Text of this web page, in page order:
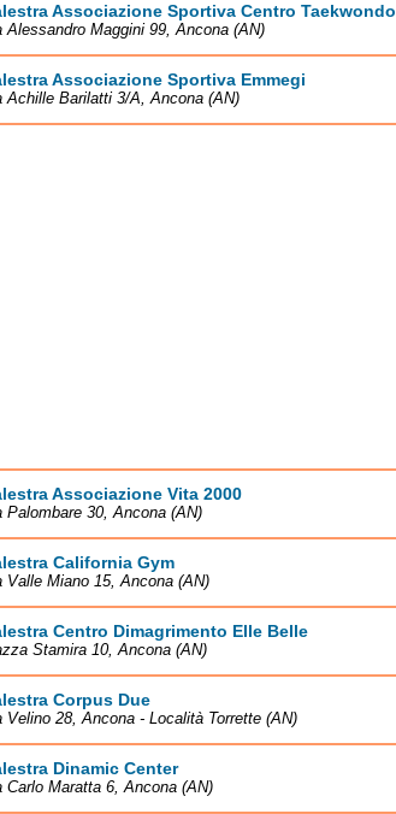
Associazione Sportiva Centro Taekwondo
Alessandro Maggini 99, Ancona (AN)
Associazione Sportiva Emmegi
Achille Barilatti 3/A, Ancona (AN)
Associazione Vita 2000
Palombare 30, Ancona (AN)
California Gym
Valle Miano 15, Ancona (AN)
Centro Dimagrimento Elle Belle
Stamira 10, Ancona (AN)
Corpus Due
Velino 28, Ancona - Località Torrette (AN)
Dinamic Center
Carlo Maratta 6, Ancona (AN)